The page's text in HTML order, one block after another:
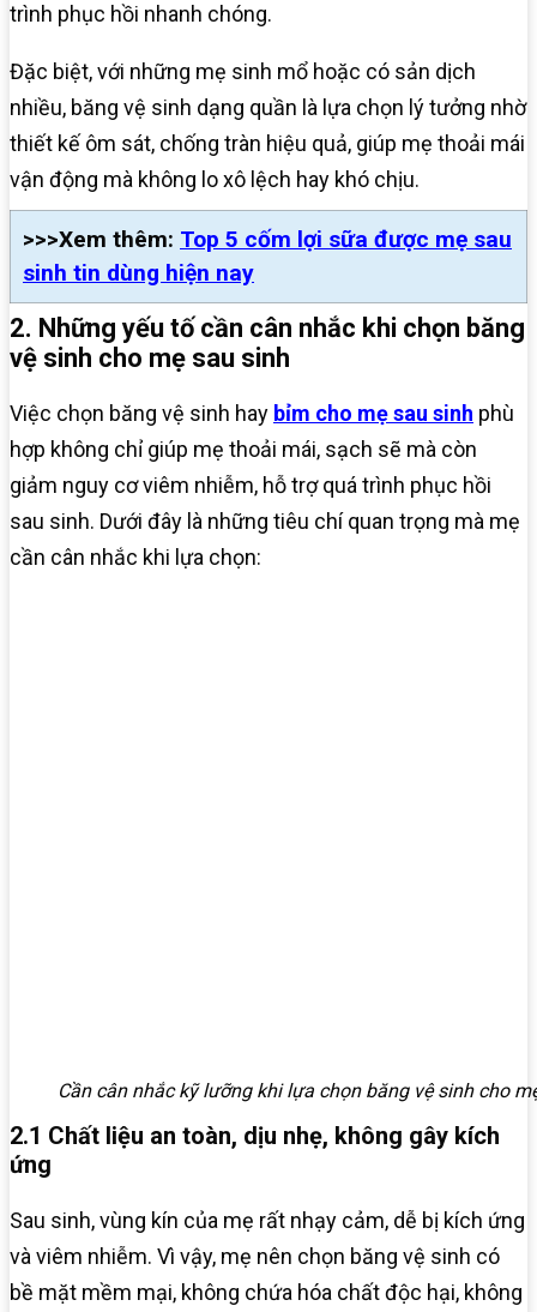
trình phục hồi nhanh chóng.
Đặc biệt, với những mẹ sinh mổ hoặc có sản dịch
nhiều, băng vệ sinh dạng quần là lựa chọn lý tưởng nhờ
thiết kế ôm sát, chống tràn hiệu quả, giúp mẹ thoải mái
vận động mà không lo xô lệch hay khó chịu.
>>>Xem thêm: Top 5 cốm lợi sữa được mẹ sau
sinh tin dùng hiện nay
2. Những yếu tố cần cân nhắc khi chọn băng
vệ sinh cho mẹ sau sinh
Việc chọn băng vệ sinh hay bỉm cho mẹ sau sinh phù
hợp không chỉ giúp mẹ thoải mái, sạch sẽ mà còn
giảm nguy cơ viêm nhiễm, hỗ trợ quá trình phục hồi
sau sinh. Dưới đây là những tiêu chí quan trọng mà mẹ
cần cân nhắc khi lựa chọn:
Cần cân nhắc kỹ lưỡng khi lựa chọn băng vệ sinh cho
2.1 Chất liệu an toàn, dịu nhẹ, không gây kích
ứng
Sau sinh, vùng kín của mẹ rất nhạy cảm, dễ bị kích ứng
và viêm nhiễm. Vì vậy, mẹ nên chọn băng vệ sinh có
bề mặt mềm mại, không chứa hóa chất độc hại, không